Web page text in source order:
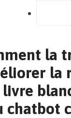
la
la
livre
chatbot